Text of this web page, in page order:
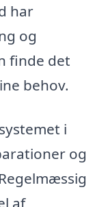
har
og
finde det
behov.
i
og
af